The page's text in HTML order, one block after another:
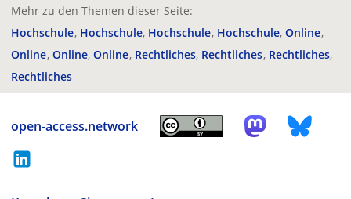
Mehr zu den Themen dieser Seite:
Hochschule Hochschule Hochschule Hochschule Online
Online Online Online Rechtliches Rechtliches Rechtliches
Rechtliches
open-access.network